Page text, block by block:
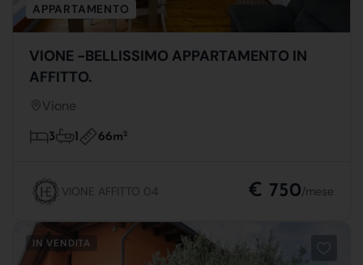
APPARTAMENTO
VIONE -BELLISSIMO APPARTAMENTO IN
AFFITTO.
Vione
3 1 66m2
VIONE AFFITTO 04 € 750/mese
IN VENDITA